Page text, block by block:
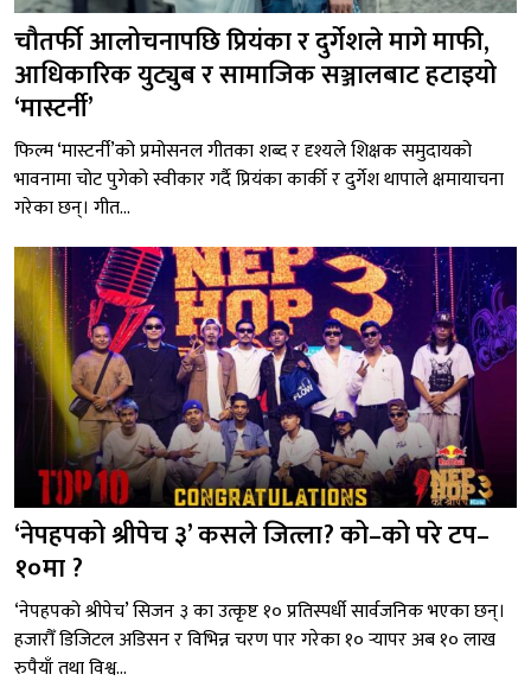
चौतर्फी आलोचनापछि प्रियंका र दुर्गेशले मागे माफी,
आधिकारिक युट्युब र सामाजिक सञ्जालबाट हटाइयो
‘मास्टर्नी’
फिल्म ‘मास्टर्नी’को प्रमोसनल गीतका शब्द र दृश्यले शिक्षक समुदायको
भावनामा चोट पुगेको स्वीकार गर्दै प्रियंका कार्की र दुर्गेश थापाले क्षमायाचना
गरेका छन्। गीत...
‘नेपहपको श्रीपेच ३’ कसले जित्ला? को–को परे टप–
१०मा ?
‘नेपहपको श्रीपेच’ सिजन ३ का उत्कृष्ट १० प्रतिस्पर्धी सार्वजनिक भएका छन्।
हजारौँ डिजिटल अडिसन र विभिन्न चरण पार गरेका १० र्‍यापर अब १० लाख
रुपैयाँ तथा विश्व...